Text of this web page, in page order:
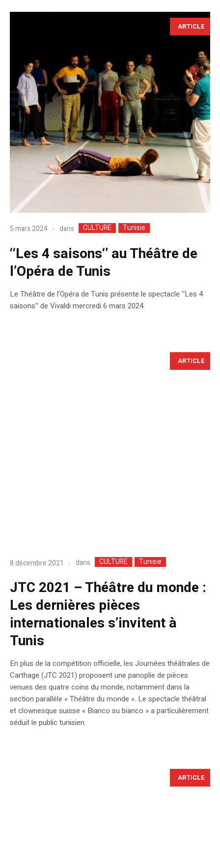
ARTICLE
5 mars 2024 dans CULTURE Tunisie
‘‘Les 4 saisons‘’ au Théâtre de
l’Opéra de Tunis
Le Théâtre de l’Opéra de Tunis présente le spectacle ‘‘Les 4
saisons‘’ de Vivaldi mercredi 6 mars 2024.
ARTICLE
8 décembre 2021 dans CULTURE Tunisie
JTC 2021 – Théâtre du monde :
Les dernières pièces
internationales s’invitent à
Tunis
En plus de la compétition officielle, les Journées théâtrales de
Carthage (JTC 2021) proposent une panoplie de pièces
venues des quatre coins du monde, notamment dans la
section parallèle « Théâtre du monde ». Le spectacle théâtral
et clownesque suisse « Bianco su bianco » a particulièrement
séduit le public tunisien.
ARTICLE